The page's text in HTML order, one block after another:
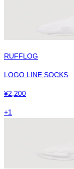
RUFFLOG
LOGO LINE SOCKS
¥2,200
+1